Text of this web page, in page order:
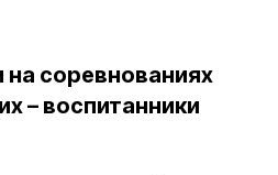
соревнованиях
– воспитанники